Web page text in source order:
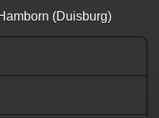
(Duisburg)